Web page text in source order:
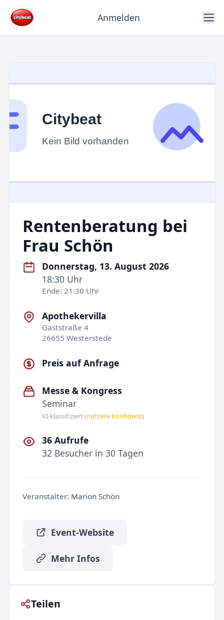
Anmelden
Rentenberatung bei
Frau Schön
Donnerstag, 13. August 2026
18:30 Uhr
Ende: 21:30 Uhr
Apothekervilla
Gaststraße 4
26655 Westerstede
Preis auf Anfrage
Messe & Kongress
Seminar
KI-klassifiziert(mittlere Konfidenz)
36 Aufrufe
32 Besucher in 30 Tagen
Veranstalter: Marion Schön
Event-Website
Mehr Infos
Teilen